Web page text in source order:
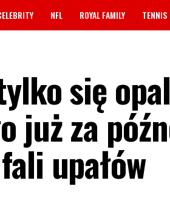
NFL ROYAL FAMILY TENNIS
się
już za
upałów